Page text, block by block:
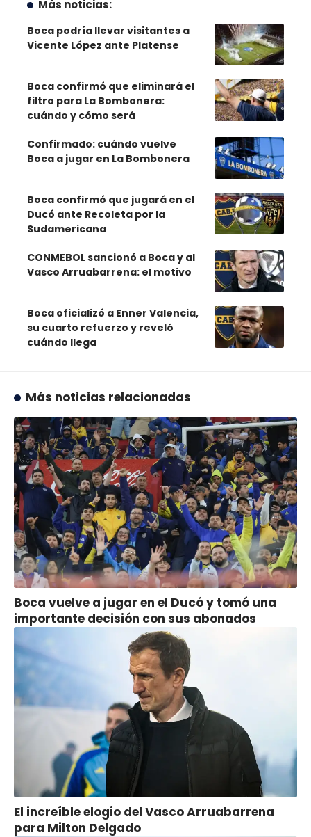
Más noticias:
Boca podría llevar visitantes a
Vicente López ante Platense
Boca confirmó que eliminará el
filtro para La Bombonera:
cuándo y cómo será
Confirmado: cuándo vuelve
Boca a jugar en La Bombonera
Boca confirmó que jugará en el
Ducó ante Recoleta por la
Sudamericana
CONMEBOL sancionó a Boca y al
Vasco Arruabarrena: el motivo
Boca oficializó a Enner Valencia,
su cuarto refuerzo y reveló
cuándo llega
Más noticias relacionadas
Boca vuelve a jugar en el Ducó y tomó una
importante decisión con sus abonados
El increíble elogio del Vasco Arruabarrena
para Milton Delgado